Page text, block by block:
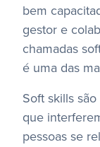
bem
gestor e
chamadas
é uma das
Soft skills são
que
pessoas se